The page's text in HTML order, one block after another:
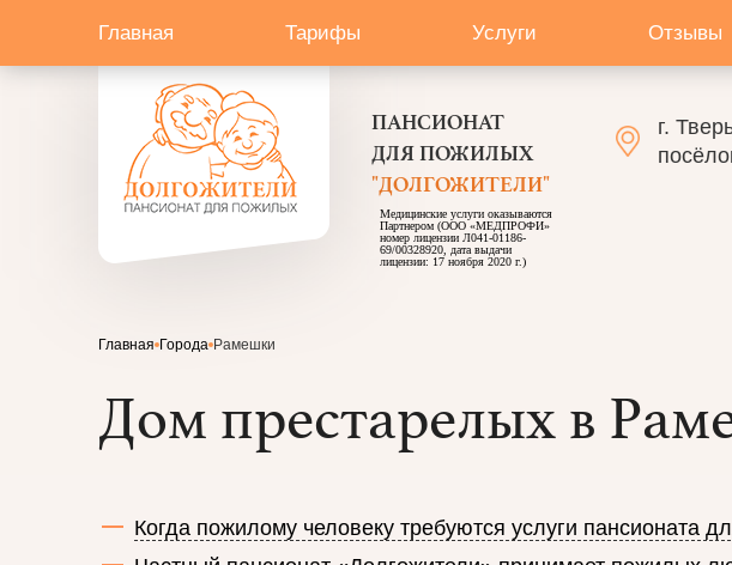
Главная Тарифы Услуги Отзывы
ПАНСИОНАТ
ДЛЯ ПОЖИЛЫХ
"ДОЛГОЖИТЕЛИ"
Медицинские услуги оказываются
Партнером (ООО «МЕДПРОФИ»
номер лицензии Л041-01186-
69/00328920, дата выдачи
лицензии: 17 ноября 2020 г.)
г.
Главная Города Рамешки
Дом престарелых в
Когда пожилому человеку требуются услуги пансионата